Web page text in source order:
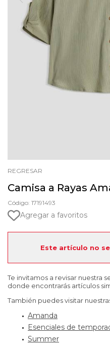
REGRESAR
Camisa a Rayas
Código: 17191493
Agregar a favoritos
Este artículo no
Te invitamos a revisar nuestra
donde encontrarás artículos
También puedes visitar
Amanda
Esenciales de
Summer